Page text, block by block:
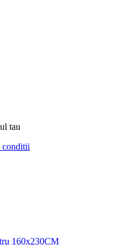
tau
conditii
160x230CM